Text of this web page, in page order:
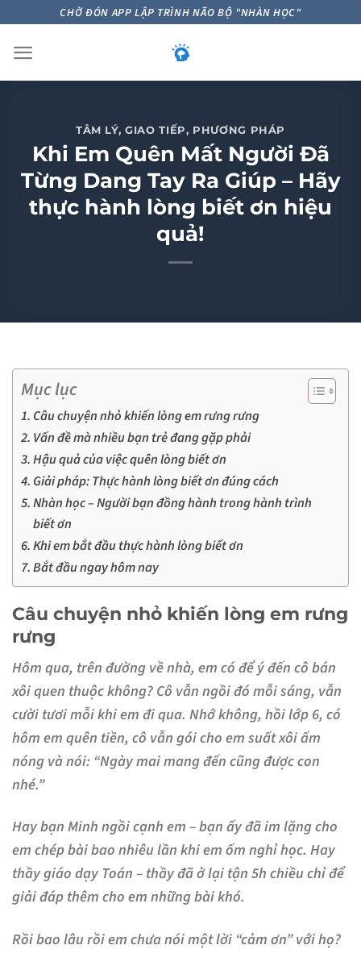
content
CHỜ ĐÓN APP LẬP TRÌNH NÃO BỘ "NHÀN HỌC"
TÂM LÝ,GIAO TIẾP, PHƯƠNG PHÁP
Khi Em Quên Mất Người Đã
Từng Dang Tay Ra Giúp – Hãy
thực hành lòng biết ơn hiệu
quả!
Mục lục
Câu chuyện nhỏ khiến lòng em rưng rưng
Vấn đề mà nhiều bạn trẻ đang gặp phải
Hậu quả của việc quên lòng biết ơn
Giải pháp: Thực hành lòng biết ơn đúng cách
Nhàn học – Người bạn đồng hành trong hành trình
biết ơn
Khi em bắt đầu thực hành lòng biết ơn
Bắt đầu ngay hôm nay
Câu chuyện nhỏ khiến lòng em rưng
rưng
Hôm qua, trên đường về nhà, em có để ý đến cô bán
xôi quen thuộc không? Cô vẫn ngồi đó mỗi sáng, vẫn
cười tươi mỗi khi em đi qua. Nhớ không, hồi lớp 6, có
hôm em quên tiền, cô vẫn gói cho em suất xôi ấm
nóng và nói: “Ngày mai mang đến cũng được con
nhé.”
Hay bạn Minh ngồi cạnh em – bạn ấy đã im lặng cho
em chép bài bao nhiêu lần khi em ốm nghỉ học. Hay
thầy giáo dạy Toán – thầy đã ở lại tận 5h chiều chỉ để
giải đáp thêm cho em những bài khó.
Rồi bao lâu rồi em chưa nói một lời “cảm ơn” với họ?